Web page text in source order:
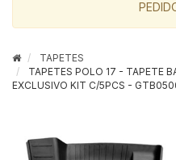
TAPETES
TAPETES POLO 17 - TAPETE
EXCLUSIVO KIT C/5PCS -